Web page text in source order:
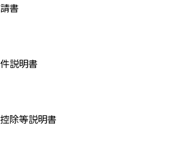
書
説明書
除等説明書